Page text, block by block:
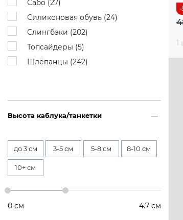
Сабо (27)
Силиконовая обувь (24)
Слингбэки (202)
Топсайдеры (5)
Шлёпанцы (242)
Высота каблука/танкетки
до 3 см 3-5 см 5-8 см 8-10 см
10+ см
0 см 4.7 см
1